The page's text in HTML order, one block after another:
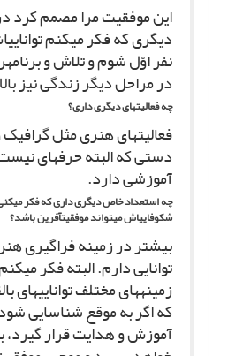
این موفقیت مرا مصمم کرد
دیگرى که فکر مى‏کنم
نفر اوّل شوم و تلاش و
در مراحل دیگر زندگى نیز
چه فعالیت‏هاى دیگرى دارى؟
فعالیت‏هاى هنرى مثل
دستى که البته حرفه‏اى
آموزشى دارد.
چه استعداد خاص دیگرى دارى که فکر
شکوفایى‏اش مى‏تواند موفقیت‏آفرین باشد؟
بیشتر در زمینه فراگیرى
توانایى دارم. البته فکر
زمینه‏هاى مختلف توانایى‏هاى
که اگر به موقع شناسایى
آموزش و هدایت قرار گیرد،